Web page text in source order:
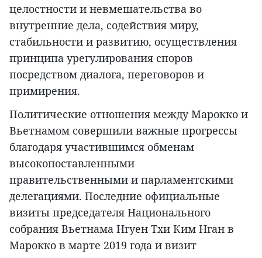
целостности и невмешательства во
внутренние дела, содействия миру,
стабильности и развитию, осуществления
принципа урегулирования споров
посредством диалога, переговоров и
примирения.
Политические отношения между Марокко и
Вьетнамом совершили важные прогрессы
благодаря участившимся обменам
высокопоставленными
правительственными и парламентскими
делегациями. Последние официальные
визиты председателя Национального
собрания Вьетнама Нгуен Тхи Ким Нган в
Марокко в марте 2019 года и визит